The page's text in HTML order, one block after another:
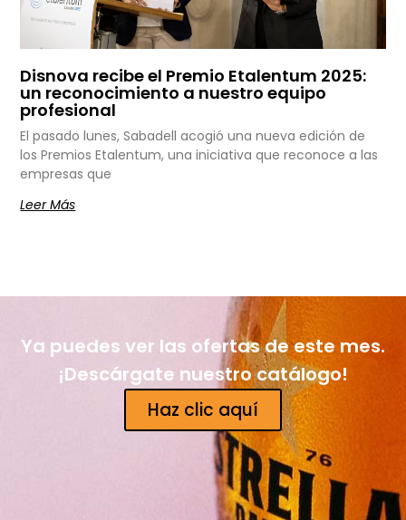
Disnova recibe el Premio Etalentum 2025:
un reconocimiento a nuestro equipo
profesional
El pasado lunes, Sabadell acogió una nueva edición de
los Premios Etalentum, una iniciativa que reconoce a las
empresas que
Leer Más
Ya puedes ver las ofertas de este mes.
¡Descárgate nuestro catálogo!
Haz clic aquí